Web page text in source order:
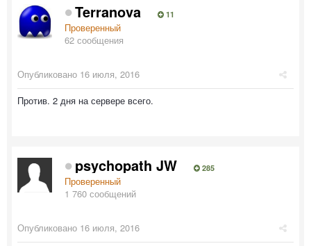
Terranova 11
Проверенный
62 сообщения
Опубликовано 16 июля, 2016
Против. 2 дня на сервере всего.
psychopath JW 285
Проверенный
1 760 сообщений
Опубликовано 16 июля, 2016